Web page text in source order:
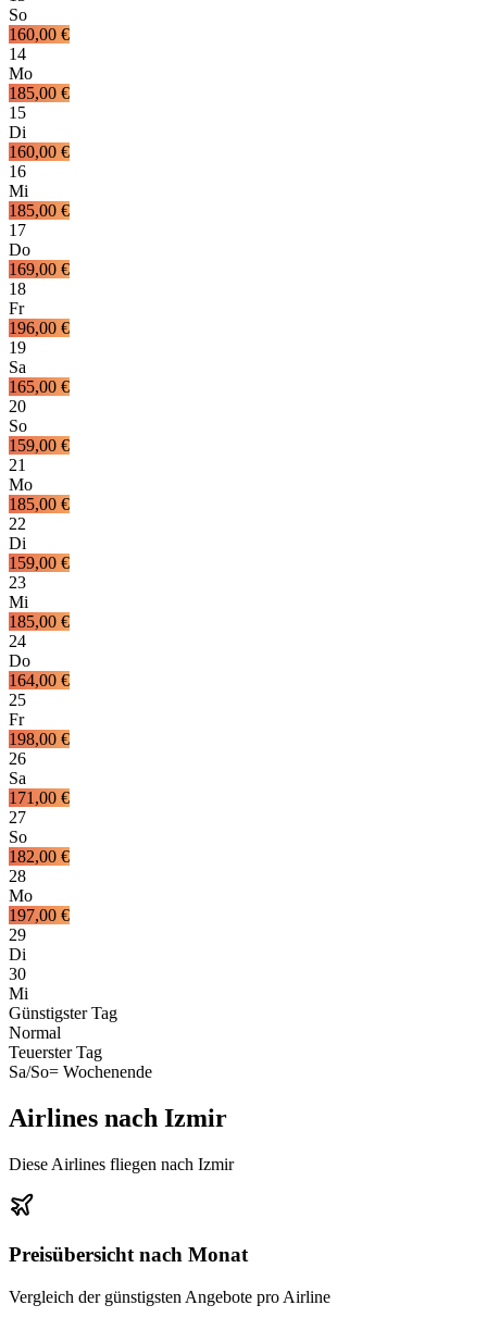
So
160,00 €
14
Mo
185,00 €
15
Di
160,00 €
16
Mi
185,00 €
17
Do
169,00 €
18
Fr
196,00 €
19
Sa
165,00 €
20
So
159,00 €
21
Mo
185,00 €
22
Di
159,00 €
23
Mi
185,00 €
24
Do
164,00 €
25
Fr
198,00 €
26
Sa
171,00 €
27
So
182,00 €
28
Mo
197,00 €
29
Di
30
Mi
Günstigster Tag
Normal
Teuerster Tag
Sa/So= Wochenende
Airlines nach Izmir
Diese Airlines fliegen nach Izmir
Preisübersicht nach Monat
Vergleich der günstigsten Angebote pro Airline